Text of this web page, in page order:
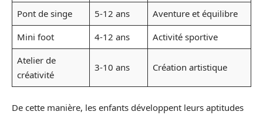
Pont de singe
5-12 ans
Aventure et équilibre
Mini foot
4-12 ans
Activité sportive
Atelier de
créativité
3-10 ans Création artistique
De cette manière, les enfants développent leurs aptitudes